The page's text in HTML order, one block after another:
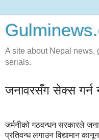
A site about Nepal news,
serials.
जनावरसँग सेक्स गर्न
जर्मनीको गठवन्धन सरकारले
प्रतिवन्ध लगाउन विद्यामान